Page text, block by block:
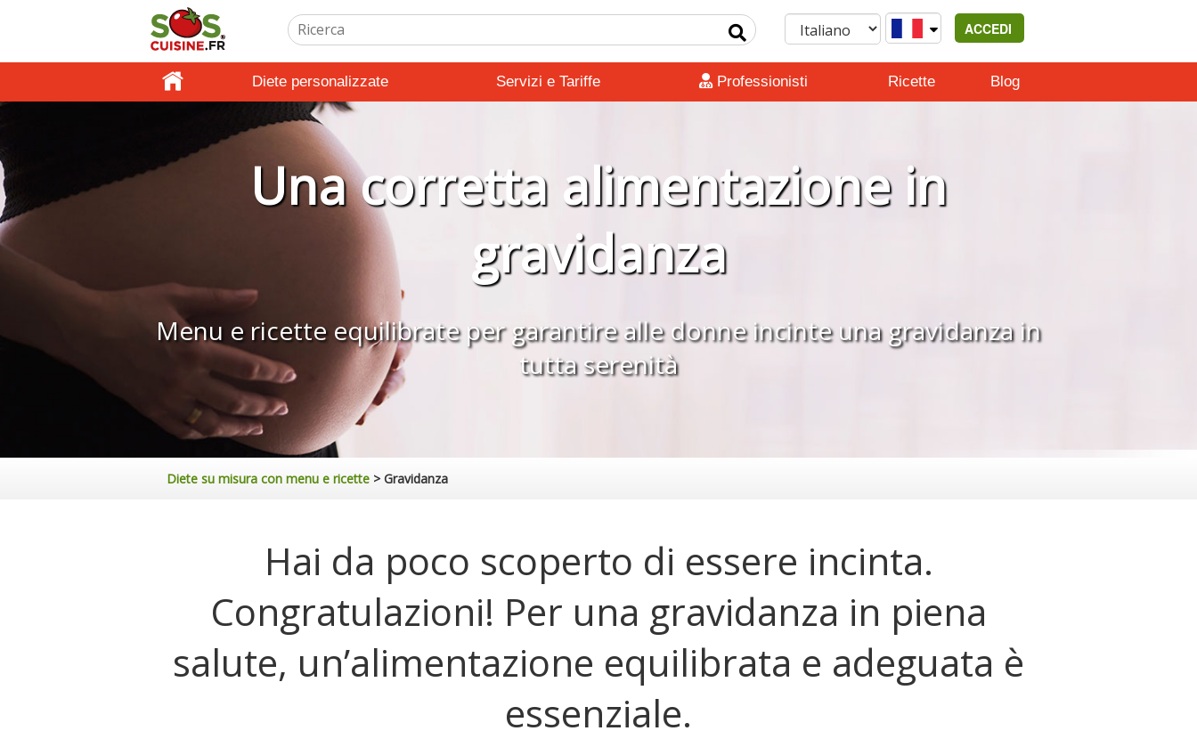
ACCEDI
Diete personalizzate Servizi e Tariffe Professionisti Ricette Blog
Una corretta alimentazione in
gravidanza
Menu e ricette equilibrate per garantire alle donne incinte una gravidanza in
tutta serenità
Diete su misura con menu e ricette > Gravidanza
Hai da poco scoperto di essere incinta.
Congratulazioni! Per una gravidanza in piena
salute, un’alimentazione equilibrata e adeguata è
essenziale.